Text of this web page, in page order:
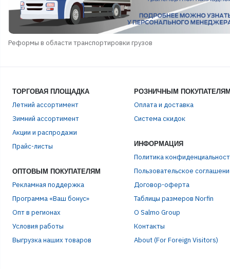
Реформы в области транспортировки грузов
ТОРГОВАЯ ПЛОЩАДКА
Летний ассортимент
Зимний ассортимент
Акции и распродажи
Прайс-листы
ОПТОВЫМ ПОКУПАТЕЛЯМ
Рекламная поддержка
Программа «Ваш бонус»
Опт в регионах
Условия работы
Выгрузка наших товаров
РОЗНИЧНЫМ
Оплата и доставка
Система скидок
ИНФОРМАЦИЯ
Политика
Пользовательское
Договор-оферта
Таблицы размеров Norfin
О Salmo Group
Контакты
About (For Foreign Visitors)